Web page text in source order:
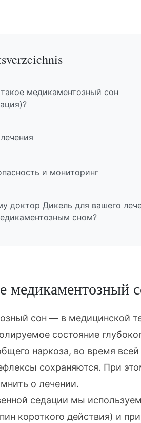
медикаментозный сон
и мониторинг
доктор Дикель для вашего
сном?
медикаментозный
сон — в медицинской
состояние
наркоза, во время
сохраняются. При
о лечении.
седации мы
короткого действия) и